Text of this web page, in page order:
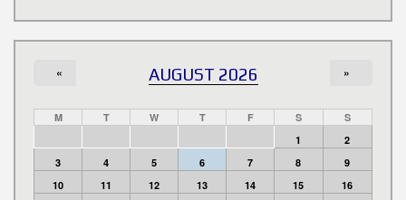
AUGUST 2026
« »
M T W T F S
S
1
2
3
4 5 6 7 8
9
10
11 12 13 14 15
16